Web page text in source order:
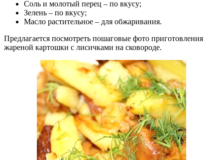
Соль и молотый перец – по вкусу;
Зелень – по вкусу;
Масло растительное – для обжаривания.
Предлагается посмотреть пошаговые фото приготовления
жареной картошки с лисичками на сковороде.